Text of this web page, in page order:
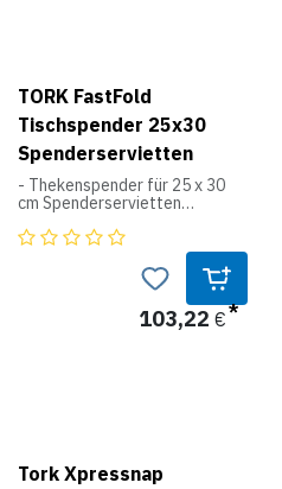
TORK FastFold
Tischspender 25x30
Spenderservietten
- Thekenspender für 25 x 30
cm Spenderservietten
N2
103,22 €
Tork Xpressnap